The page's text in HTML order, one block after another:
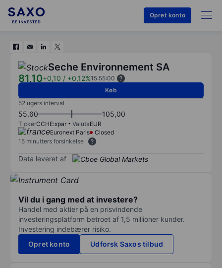
Opret konto
Seche Environnement SA
81,10+0,10 / +0,12%15:55:00
Køb
52 ugers interval
55,60 105,00
TickerCCHE:xpar ValutaEUR
Euronext Paris
Closed
15 minutters forsinkelse
Data leveret af
Vil du i gang med at investere?
Handel med aktier på en prisvindende
investeringsplatform betroet af 1,5 millioner kunder.
Investering indebærer risiko.
Opret konto
Udforsk Saxos tilbud